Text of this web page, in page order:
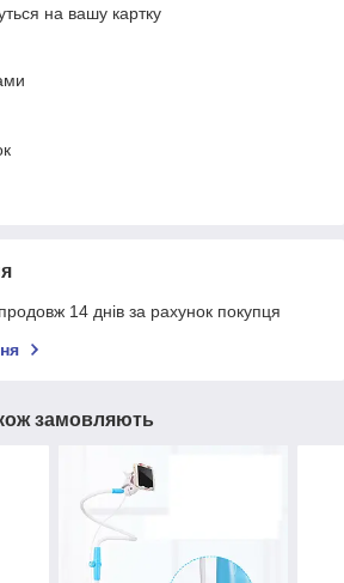
на вашу картку
14 днів за рахунок покупця
замовляють